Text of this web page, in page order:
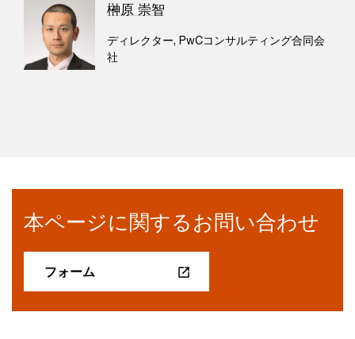
榊原 崇智
ディレクター, PwCコンサルティング合同会
社
本ページに関するお問い合わせ
フォーム